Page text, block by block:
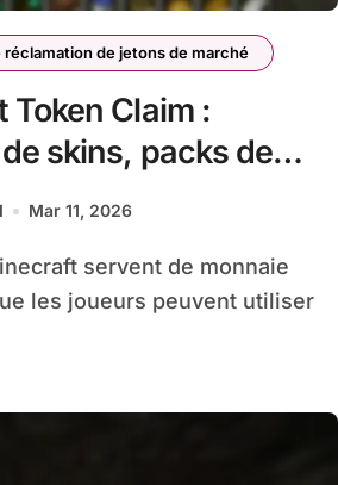
réclamation de jetons de marché
Token Claim :
skins, packs de
mondes
Mar 11, 2026
les joueurs peuvent utiliser